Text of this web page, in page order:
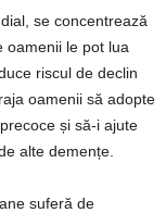
se concentrează
oamenii le pot lua
riscul de declin
oamenii să adopte
și să-i ajute
alte demențe.
suferă de